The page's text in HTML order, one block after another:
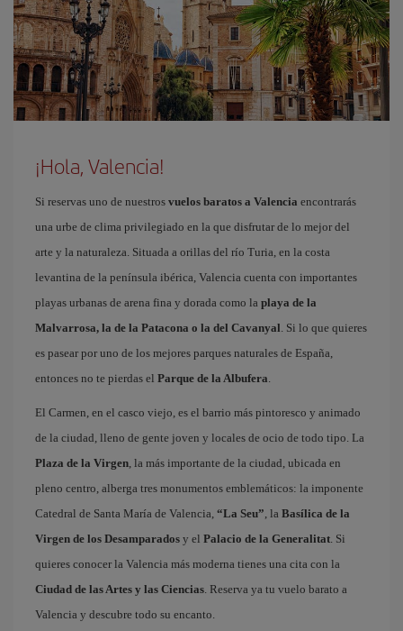
¡Hola, Valencia!
Si reservas uno de nuestros vuelos baratos a Valencia encontrarás
una urbe de clima privilegiado en la que disfrutar de lo mejor del
arte y la naturaleza. Situada a orillas del río Turia, en la costa
levantina de la península ibérica, Valencia cuenta con importantes
playas urbanas de arena fina y dorada como la playa de la
Malvarrosa, la de la Patacona o la del Cavanyal. Si lo que quieres
es pasear por uno de los mejores parques naturales de España,
entonces no te pierdas el Parque de la Albufera.
El Carmen, en el casco viejo, es el barrio más pintoresco y animado
de la ciudad, lleno de gente joven y locales de ocio de todo tipo. La
Plaza de la Virgen, la más importante de la ciudad, ubicada en
pleno centro, alberga tres monumentos emblemáticos: la imponente
Catedral de Santa María de Valencia, “La Seu”, la Basílica de la
Virgen de los Desamparados y el Palacio de la Generalitat. Si
quieres conocer la Valencia más moderna tienes una cita con la
Ciudad de las Artes y las Ciencias. Reserva ya tu vuelo barato a
Valencia y descubre todo su encanto.